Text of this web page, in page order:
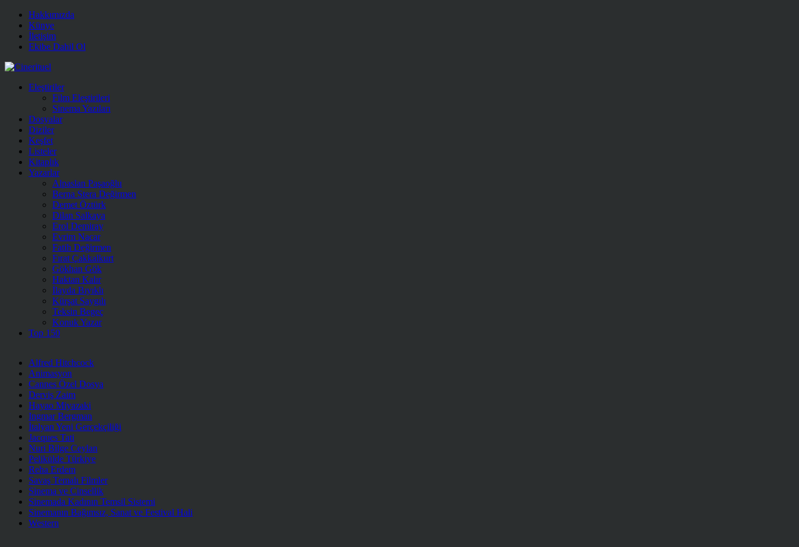
Hakkımızda
Künye
İletişim
Ekibe Dahil Ol
Eleştiriler
Film Eleştirileri
Sinema Yazıları
Dosyalar
Diziler
Keşfet
Listeler
Kitaplık
Yazarlar
Alpaslan Paşaoğlu
Berna Stera Değirmen
Demet Öztürk
Dilan Salkaya
Erol Demiray
Evrim Nacar
Fatih Değirmen
Fırat Çakkalkurt
Gökhan Gök
Haktan Kalır
İlayda Bıyıklı
Kürşat Saygılı
Teksin Begeç
Konuk Yazar
Top 150
Alfred Hitchcock
Animasyon
Cannes Özel Dosya
Derviş Zaim
Hayao Miyazaki
Ingmar Bergman
İtalyan Yeni Gerçekçiliği
Jacques Tati
Nuri Bilge Ceylan
Pelikülde Türkiye
Reha Erdem
Savaş Temalı Filmler
Sinema ve Cinsellik
Sinemada Kadının Temsil Sistemi
Sinemanın Bağımsız, Sanat ve Festival Hali
Western